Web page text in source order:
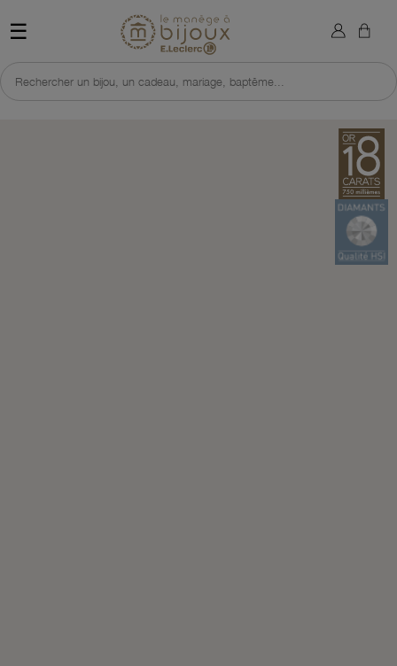
☰ Retour à l'accueil du site
Rechercher un bijou, un cadeau, mariage, baptême...
×